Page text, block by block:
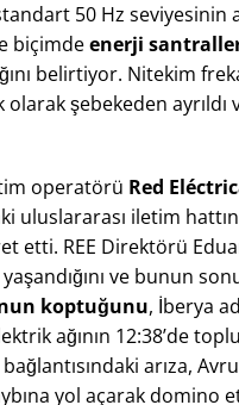
50 Hz
biçimdeenerji
belirtiyor. Nitekim
şebekeden
operatörü Red
uluslararası iletim
etti. REE Direktörü
ve bunun
koptuğunu, İberya
ağının 12:38’de
bağlantısındaki arıza,
yol açarak domino